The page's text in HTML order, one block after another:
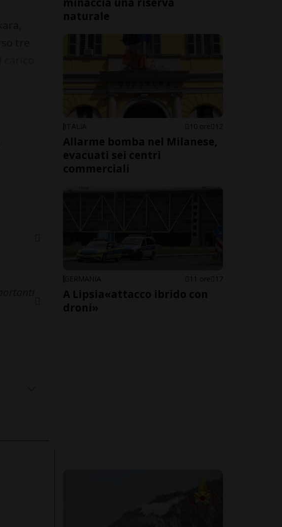
naturale
ITALIA 10 ore 12
Allarme bomba nel Milanese,
evacuati sei centri
commerciali
GERMANIA 11 ore 17
A Lipsia«attacco ibrido con
droni»